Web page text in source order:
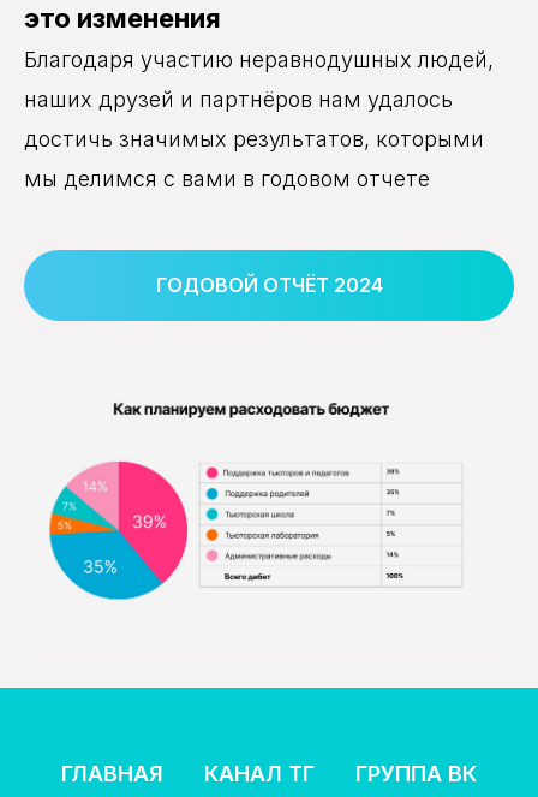
это изменения
Благодаря участию неравнодушных людей,
наших друзей и партнёров нам удалось
достичь значимых результатов, которыми
мы делимся с вами в годовом отчете
ГОДОВОЙ ОТЧЁТ 2024
ГЛАВНАЯ КАНАЛ ТГ ГРУППА ВК